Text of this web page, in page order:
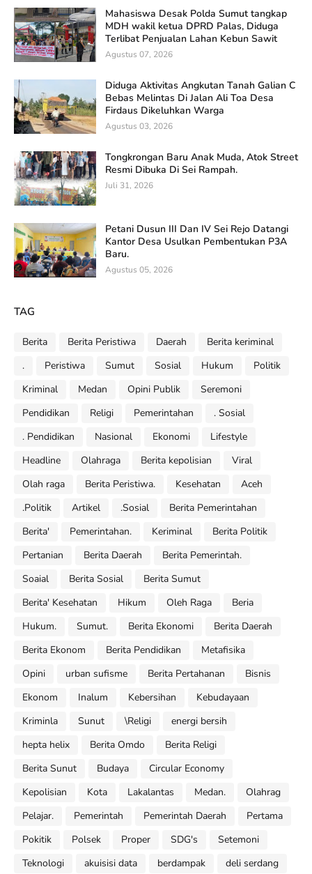
Mahasiswa Desak Polda Sumut tangkap
MDH wakil ketua DPRD Palas, Diduga
Terlibat Penjualan Lahan Kebun Sawit
Agustus 07, 2026
Diduga Aktivitas Angkutan Tanah Galian C
Bebas Melintas Di Jalan Ali Toa Desa
Firdaus Dikeluhkan Warga
Agustus 03, 2026
Tongkrongan Baru Anak Muda, Atok Street
Resmi Dibuka Di Sei Rampah.
Juli 31, 2026
Petani Dusun III Dan IV Sei Rejo Datangi
Kantor Desa Usulkan Pembentukan P3A
Baru.
Agustus 05, 2026
TAG
Berita Berita Peristiwa Daerah
Berita keriminal
.
Peristiwa Sumut Sosial Hukum
Politik
Kriminal
Medan Opini Publik
Seremoni
Pendidikan
Religi Pemerintahan
. Sosial
. Pendidikan
Nasional Ekonomi
Lifestyle
Headline
Olahraga Berita kepolisian
Viral
Olah raga
Berita Peristiwa. Kesehatan
Aceh
.Politik
Artikel .Sosial
Berita Pemerintahan
Berita'
Pemerintahan. Keriminal
Berita Politik
Pertanian
Berita Daerah
Berita Pemerintah.
Soaial
Berita Sosial
Berita Sumut
Berita' Kesehatan
Hikum Oleh Raga
Beria
Hukum.
Sumut. Berita Ekonomi
Berita Daerah
Berita Ekonom
Berita Pendidikan
Metafisika
Opini
urban sufisme Berita Pertahanan
Bisnis
Ekonom
Inalum Kebersihan
Kebudayaan
Kriminla
Sunut \Religi
energi bersih
hepta helix
Berita Omdo
Berita Religi
Berita Sunut
Budaya
Circular Economy
Kepolisian
Kota Lakalantas Medan.
Olahrag
Pelajar.
Pemerintah Pemerintah Daerah
Pertama
Pokitik
Polsek Proper SDG's
Setemoni
Teknologi
akuisisi data berdampak
deli serdang